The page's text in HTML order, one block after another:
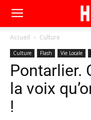
Accueil Culture
Culture Flash Vie Locale
Pontarlier.
la voix
!